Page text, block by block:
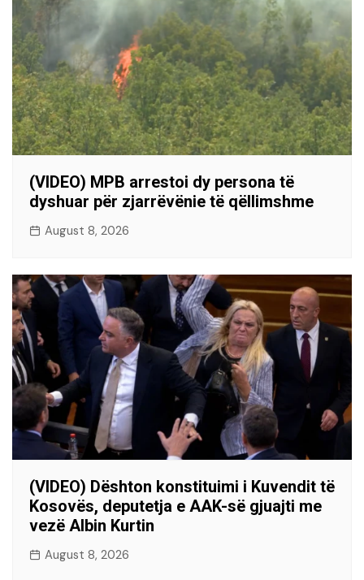
(VIDEO) MPB arrestoi dy persona të
dyshuar për zjarrëvënie të qëllimshme
August 8, 2026
(VIDEO) Dështon konstituimi i Kuvendit të
Kosovës, deputetja e AAK-së gjuajti me
vezë Albin Kurtin
August 8, 2026